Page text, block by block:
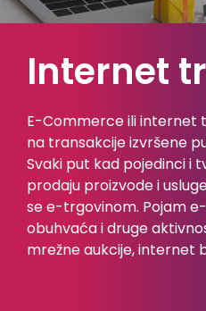
Internet
E-Commerce ili internet
na transakcije izvršene
Svaki put kad pojedinci i
prodaju proizvode i
se e-trgovinom. Pojam
obuhvaća i druge
mrežne aukcije, internet